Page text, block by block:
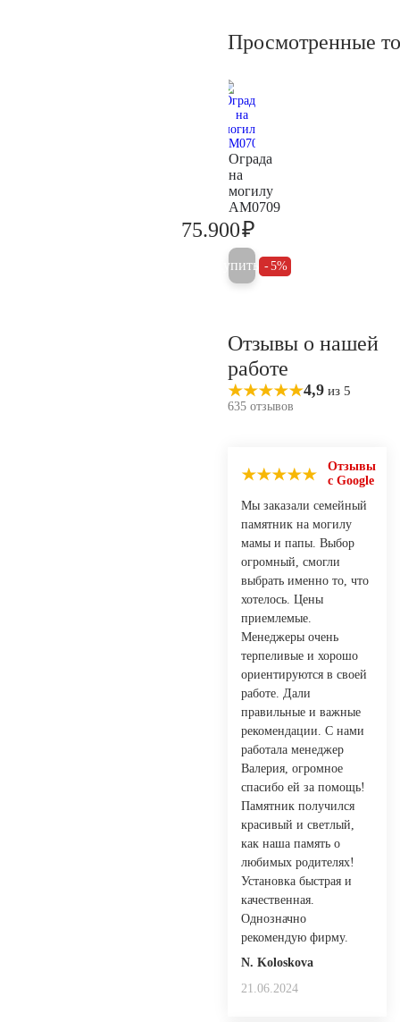
Просмотренные
Ограда
на
могилу
AM0709
75.900₽
Купить 5%
Отзывы о нашей
работе
4,9 из 5
635 отзывов
Отзывы
с Google
Мы заказали семейный
памятник на могилу
мамы и папы. Выбор
огромный, смогли
выбрать именно то, что
хотелось. Цены
приемлемые.
Менеджеры очень
терпеливые и хорошо
ориентируются в своей
работе. Дали
правильные и важные
рекомендации. С нами
работала менеджер
Валерия, огромное
спасибо ей за помощь!
Памятник получился
красивый и светлый,
как наша память о
любимых родителях!
Установка быстрая и
качественная.
Однозначно
рекомендую фирму.
N. Koloskovа
21.06.2024